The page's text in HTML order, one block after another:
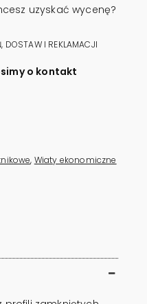
uzyskać wycenę?
DOSTAW I REKLAMACJI
o kontakt
, Wiaty ekonomiczne